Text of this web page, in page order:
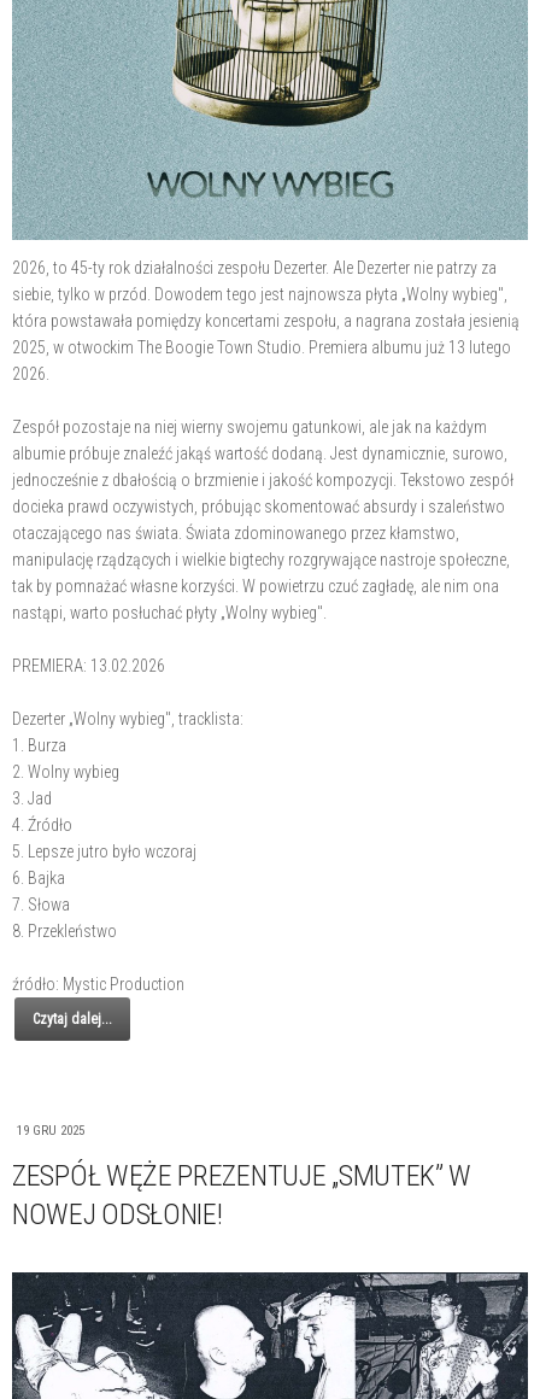
2026, to 45-ty rok działalności zespołu Dezerter. Ale Dezerter nie patrzy za
siebie, tylko w przód. Dowodem tego jest najnowsza płyta „Wolny wybieg",
która powstawała pomiędzy koncertami zespołu, a nagrana została jesienią
2025, w otwockim The Boogie Town Studio. Premiera albumu już 13 lutego
2026.
Zespół pozostaje na niej wierny swojemu gatunkowi, ale jak na każdym
albumie próbuje znaleźć jakąś wartość dodaną. Jest dynamicznie, surowo,
jednocześnie z dbałością o brzmienie i jakość kompozycji. Tekstowo zespół
docieka prawd oczywistych, próbując skomentować absurdy i szaleństwo
otaczającego nas świata. Świata zdominowanego przez kłamstwo,
manipulację rządzących i wielkie bigtechy rozgrywające nastroje społeczne,
tak by pomnażać własne korzyści. W powietrzu czuć zagładę, ale nim ona
nastąpi, warto posłuchać płyty „Wolny wybieg".
PREMIERA: 13.02.2026
Dezerter „Wolny wybieg", tracklista:
1. Burza
2. Wolny wybieg
3. Jad
4. Źródło
5. Lepsze jutro było wczoraj
6. Bajka
7. Słowa
8. Przekleństwo
źródło: Mystic Production
Czytaj dalej...
19 GRU 2025
ZESPÓŁ WĘŻE PREZENTUJE „SMUTEK” W
NOWEJ ODSŁONIE!